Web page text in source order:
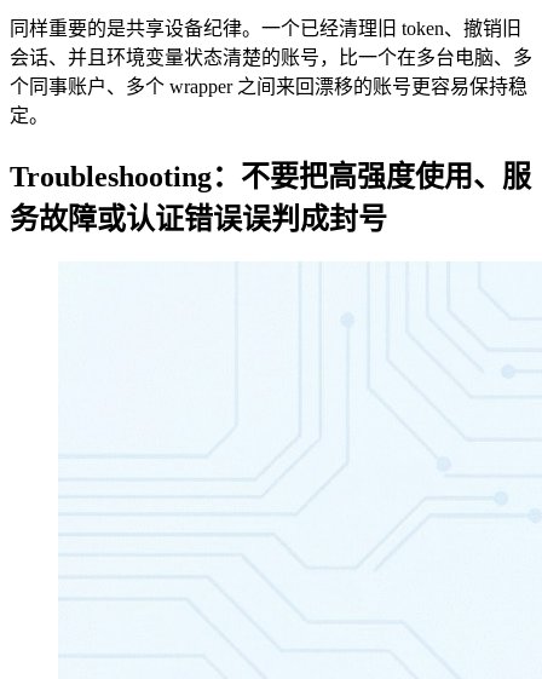
同样重要的是共享设备纪律。一个已经清理旧 token、撤销旧
会话、并且环境变量状态清楚的账号，比一个在多台电脑、多
个同事账户、多个 wrapper 之间来回漂移的账号更容易保持稳
定。
Troubleshooting：不要把高强度使用、服
务故障或认证错误误判成封号